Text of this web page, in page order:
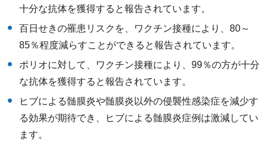
十分な抗体を獲得すると報告されています。
百日せきの罹患リスクを、ワクチン接種により、80～
85％程度減らすことができると報告されています。
ポリオに対して、ワクチン接種により、99％の方が十分
な抗体を獲得すると報告されています。
ヒブによる髄膜炎や髄膜炎以外の侵襲性感染症を減少す
る効果が期待でき、ヒブによる髄膜炎症例は激減してい
ます。